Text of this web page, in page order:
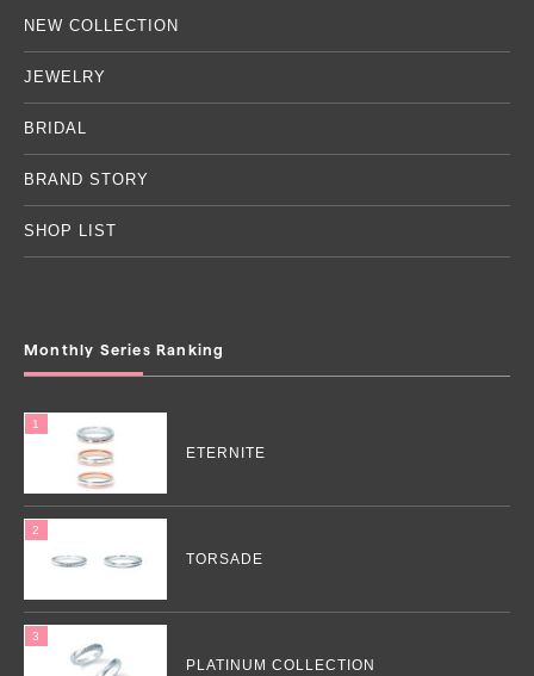
NEW COLLECTION
JEWELRY
BRIDAL
BRAND STORY
SHOP LIST
Monthly Series Ranking
ETERNITE
TORSADE
PLATINUM COLLECTION